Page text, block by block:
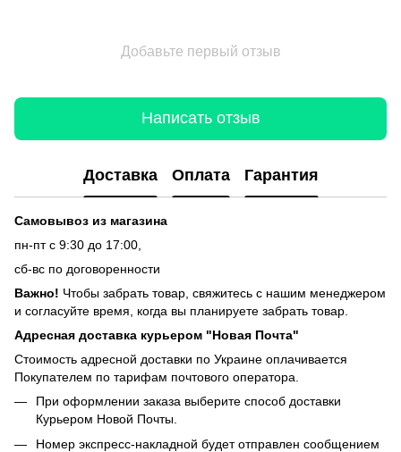
Добавьте первый отзыв
Написать отзыв
Доставка Оплата Гарантия
Самовывоз из магазина
пн-пт с 9:30 до 17:00,
сб-вс по договоренности
Важно! Чтобы забрать товар, свяжитесь с нашим менеджером
и согласуйте время, когда вы планируете забрать товар.
Адресная доставка курьером "Новая Почта"
Стоимость адресной доставки по Украине оплачивается
Покупателем по тарифам почтового оператора.
При оформлении заказа выберите способ доставки
Курьером Новой Почты.
Номер экспресс-накладной будет отправлен сообщением